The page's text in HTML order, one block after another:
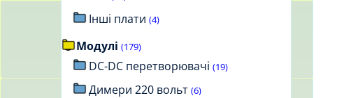
Інші плати (4)
Модулі (179)
DC-DC перетворювачі (19)
Димери 220 вольт (6)